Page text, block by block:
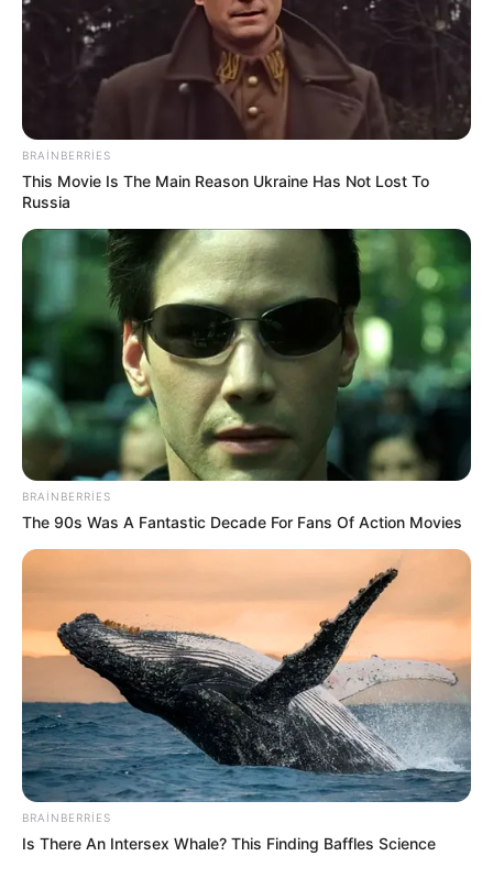
00:12 / 07 Avqust 2026
Bu 4 bürcü çətin günlər gözləyir
44 0
BRAINBERRIES
This Movie Is The Main Reason Ukraine Has Not Lost To
Russia
BRAINBERRIES
The 90s Was A Fantastic Decade For Fans Of Action Movies
BRAINBERRIES
Is There An Intersex Whale? This Finding Baffles Science